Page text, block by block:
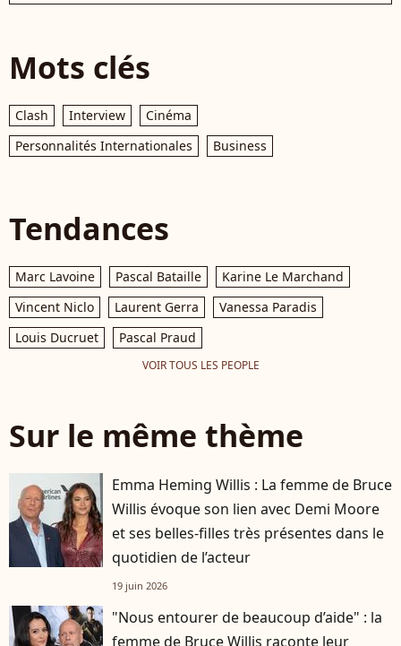
Mots clés
Clash Interview
Cinéma
Personnalités Internationales
Business
Tendances
Marc Lavoine Pascal Bataille
Karine Le Marchand
Vincent Niclo
Laurent Gerra
Vanessa Paradis
Louis Ducruet
Pascal Praud
VOIR TOUS LES PEOPLE
Sur le même thème
Emma Heming Willis : La femme de Bruce
Willis évoque son lien avec Demi Moore
et ses belles-filles très présentes dans le
quotidien de l’acteur
19 juin 2026
"Nous entourer de beaucoup d’aide" : la
femme de Bruce Willis raconte leur